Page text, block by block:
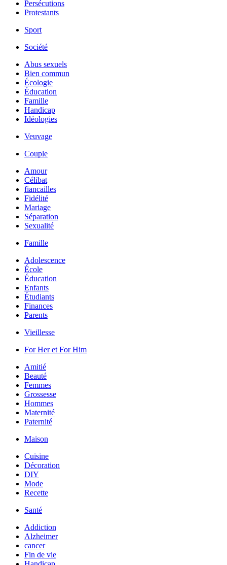
Persécutions
Protestants
Sport
Société
Abus sexuels
Bien commun
Écologie
Éducation
Famille
Handicap
Idéologies
Veuvage
Couple
Amour
Célibat
fiancailles
Fidélité
Mariage
Séparation
Sexualité
Famille
Adolescence
École
Éducation
Enfants
Étudiants
Finances
Parents
Vieillesse
For Her et For Him
Amitié
Beauté
Femmes
Grossesse
Hommes
Maternité
Paternité
Maison
Cuisine
Décoration
DIY
Mode
Recette
Santé
Addiction
Alzheimer
cancer
Fin de vie